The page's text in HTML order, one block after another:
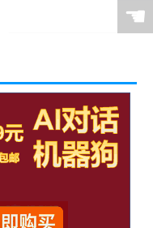
☚